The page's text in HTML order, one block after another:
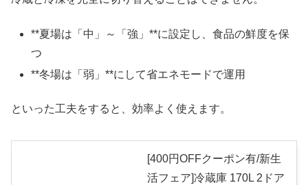
**夏場は「中」～「強」**に設定し、食品の鮮度を保
つ
**冬場は「弱」**にして省エネモードで運用
といった工夫をすると、効率よく使えます。
[400円OFFクーポン有/新生
活フェア]冷蔵庫 170L 2ドア